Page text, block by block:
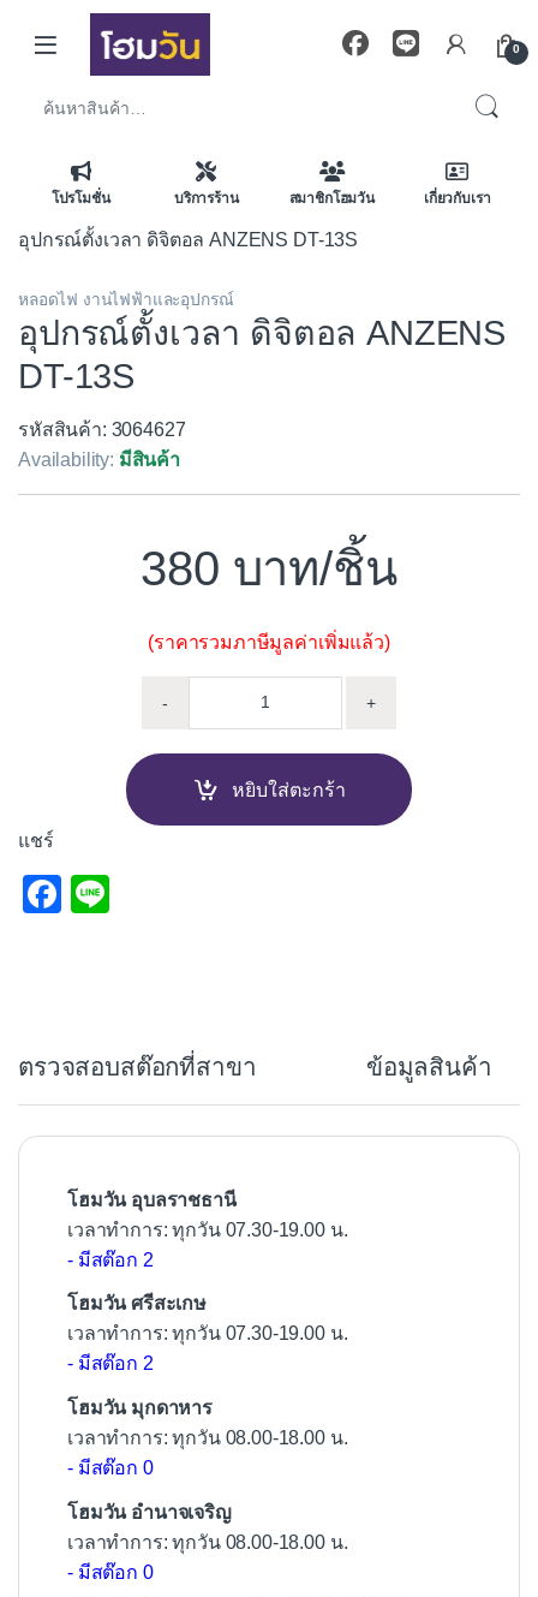
Skip to navigation
Skip to content
0
โปรโมชั่น บริการร้าน สมาชิกโฮมวัน เกี่ยวกับเรา
อุปกรณ์ตั้งเวลา ดิจิตอล ANZENS DT-13S
หลอดไฟ งานไฟฟ้าและอุปกรณ์
อุปกรณ์ตั้งเวลา ดิจิตอล ANZENS
DT-13S
รหัสสินค้า: 3064627
Availability: มีสินค้า
380 /ชิ้น
(ราคารวมภาษีมูลค่าเพิ่มแล้ว)
- +
หยิบใส่ตะกร้า
แชร์
F
o
o
ตรวจสอบสต๊อกที่สาขา ข้อมูลสินค้า
โฮมวัน อุบลราชธานี
เวลาทำการ: ทุกวัน 07.30-19.00 น.
- มีสต๊อก 2
โฮมวัน ศรีสะเกษ
เวลาทำการ: ทุกวัน 07.30-19.00 น.
- มีสต๊อก 2
โฮมวัน มุกดาหาร
เวลาทำการ: ทุกวัน 08.00-18.00 น.
- มีสต๊อก 0
โฮมวัน อำนาจเจริญ
เวลาทำการ: ทุกวัน 08.00-18.00 น.
- มีสต๊อก 0